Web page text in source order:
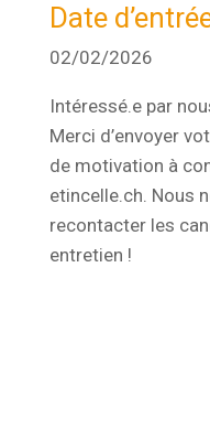
Date
02/02/2026
Intéressé.e par
Merci d’envoyer
de motivation à
etincelle.ch. Nous
recontacter les
entretien !